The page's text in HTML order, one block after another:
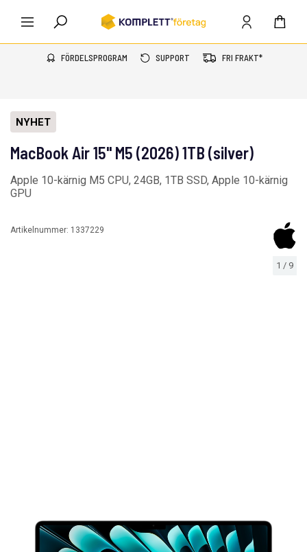
FÖRDELSPROGRAM SUPPORT FRI FRAKT*
1 / 9
NYHET
MacBook Air 15" M5 (2026) 1TB (silver)
Apple 10-kärnig M5 CPU, 24GB, 1TB SSD, Apple 10-kärnig
GPU
Artikelnummer: 1337229